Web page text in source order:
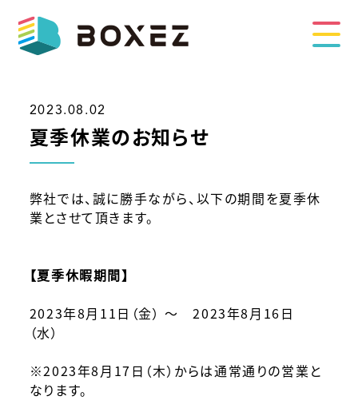
2023.08.02
夏季休業のお知らせ
弊社では、誠に勝手ながら、以下の期間を夏季休
業とさせて頂きます。
【夏季休暇期間】
2023年8月11日（金） ～ 2023年8月16日
（水）
※2023年8月17日（木）からは通常通りの営業と
なります。